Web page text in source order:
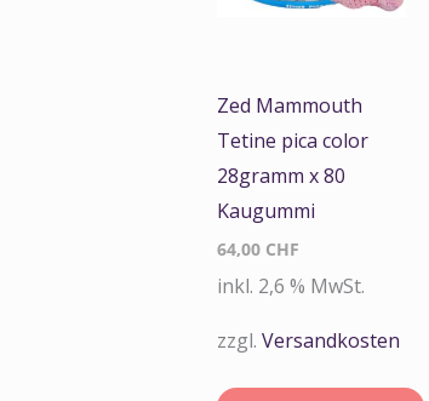
Zed Mammouth
Tetine pica color
28gramm x 80
Kaugummi
64,00 CHF
inkl. 2,6 % MwSt.
zzgl. Versandkosten